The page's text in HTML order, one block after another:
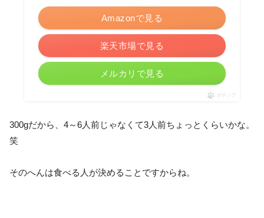
Amazonで見る
楽天市場で見る
メルカリで見る
ポチップ
300gだから、4～6人前じゃなくて3人前ちょっとくらいかな。
笑
そのへんは食べる人が決めることですからね。